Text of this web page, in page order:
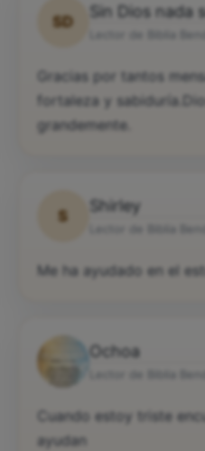
SD
Sin Dios nada
Gracias por tantos
fortaleza y
grandemente.
S
Shirley
Me ha ayudado en el
Ochoa
Cuando estoy triste
ayudan